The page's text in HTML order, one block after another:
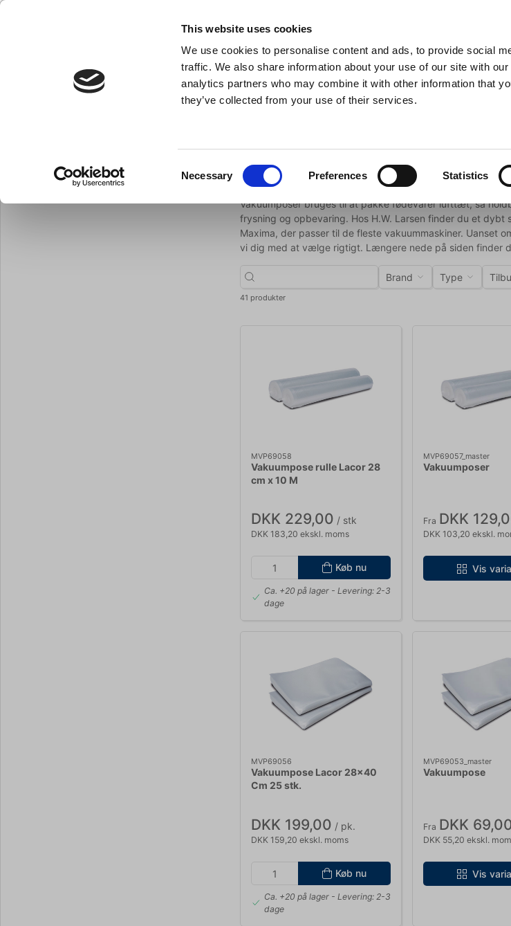
This website uses cookies
We use cookies to personalise content and ads, to provide social
traffic. We also share information about your use of our site with
analytics partners who may combine it with other information that
they’ve collected from your use of their services.
Necessary Preferences Statistics
- Køkkenudstyr til professionelle og entusiaster
Køkkenredskaber Gryder & Pander Grill
Tilbage til Forbrugsvarer Vakuumposer
Vakuumposer bruges til at pakke fødevarer lufttæt, så
frysning og opbevaring. Hos H.W. Larsen finder du et
Maxima, der passer til de fleste vakuummaskiner. Uanset
vi dig med at vælge rigtigt. Længere nede på siden finder
Brand Type
41 produkter
MVP69058
Vakuumpose rulle Lacor 28
cm x 10 M
DKK 229,00 / stk
DKK 183,20 ekskl. moms
Køb nu
Ca. +20 på lager- Levering: 2-3
dage
MVP69057_master
Vakuumposer
Fra DKK
DKK 103,20 ekskl.
Vis
MVP69056
Vakuumpose Lacor 28x40
Cm 25 stk.
DKK 199,00 / pk.
DKK 159,20 ekskl. moms
Køb nu
Ca. +20 på lager- Levering: 2-3
dage
MVP69053_master
Vakuumpose
Fra DKK
DKK 55,20 ekskl.
Vis